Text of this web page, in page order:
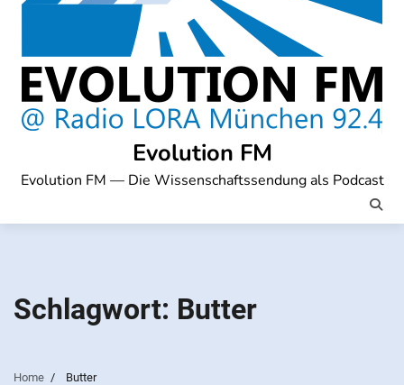
Evolution FM
Evolution FM — Die Wissenschaftssendung als Podcast
Schlagwort: Butter
Home Butter